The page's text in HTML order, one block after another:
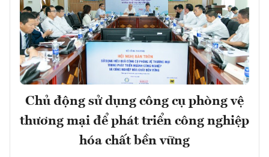
Chủ động sử dụng công cụ phòng vệ
thương mại để phát triển công nghiệp
hóa chất bền vững